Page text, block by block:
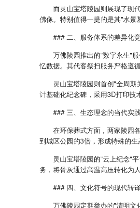
而灵山宝塔陵园则展现了现
佛像。特别值得一提的是其"水景
### 二、服务体系的差异化
万佛陵园推出的"数字永生"
忆数据。其代客祭扫服务严格遵
灵山宝塔陵园则首创"全周期
计基础化纪念碑，采用3D打印技
### 三、生态理念的当代实践
在环保葬式方面，两家陵园
到城区公园的3倍，形成特殊的生
灵山宝塔陵园的"云上纪念"
务，将骨灰通过高温高压转化为
### 四、文化符号的现代转
万佛陵园定期举办的"清明